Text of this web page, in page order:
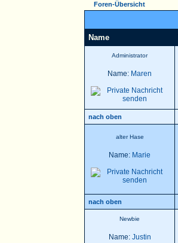
Foren-Übersicht
Name
Administrator
Name: Maren
nach oben
alter Hase
Name: Marie
nach oben
Newbie
Name: Justin